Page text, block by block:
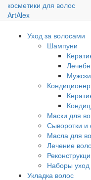
Уход за волосами
Шампуни
Маски для
Сыворотки
Масла для
Лечение
Наборы
Укладка волос